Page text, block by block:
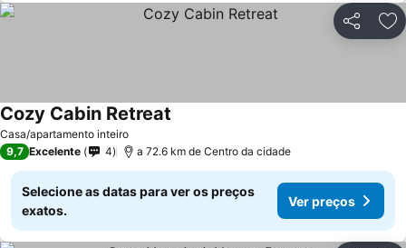
Partilhar
Casa/apartamento inteiro
Cozy Cabin Retreat
9,7 Excelente 4 a 72.6 km de Centro da cidade
Selecione as datas para ver os preços
exatos.
Ver preços